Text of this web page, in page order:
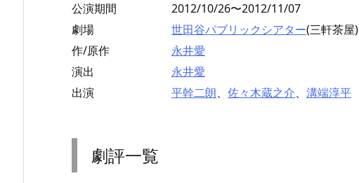
公演期間
2012/10/26〜2012/11/07
劇場
世田谷パブリックシアター(三軒茶屋)
作/原作
永井愛
演出
永井愛
出演
平幹二朗、 佐々木蔵之介、 溝端淳平
劇評一覧